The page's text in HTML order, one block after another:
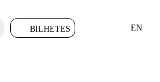
BILHETES EN